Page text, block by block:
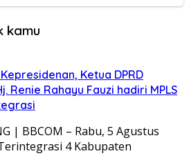
kamu
Ketua DPRD
Renie Rahayu Fauzi hadiri MPLS
| BBCOM – Rabu, 5 Agustus
4 Kabupaten